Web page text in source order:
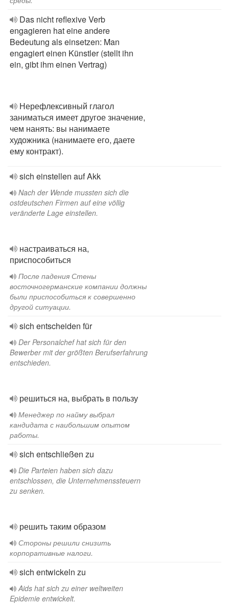
Das nicht reflexive Verb
engagieren hat eine andere
Bedeutung als einsetzen: Man
engagiert einen Künstler (stellt ihn
ein, gibt ihm einen Vertrag)
Нерефлексивный глагол
заниматься имеет другое значение,
чем нанять: вы нанимаете
художника (нанимаете его, даете
ему контракт).
sich einstellen auf Akk
Nach der Wende mussten sich die
ostdeutschen Firmen auf eine völlig
veränderte Lage einstellen.
настраиваться на,
приспособиться
После падения Стены
восточногерманские компании должны
были приспособиться к совершенно
другой ситуации.
sich entscheiden für
Der Personalchef hat sich für den
Bewerber mit der größten Berufserfahrung
entschieden.
решиться на, выбрать в пользу
Менеджер по найму выбрал
кандидата с наибольшим опытом
работы.
sich entschließen zu
Die Parteien haben sich dazu
entschlossen, die Unternehmenssteuern
zu senken.
решить таким образом
Стороны решили снизить
корпоративные налоги.
sich entwickeln zu
Aids hat sich zu einer weltweiten
Epidemie entwickelt.